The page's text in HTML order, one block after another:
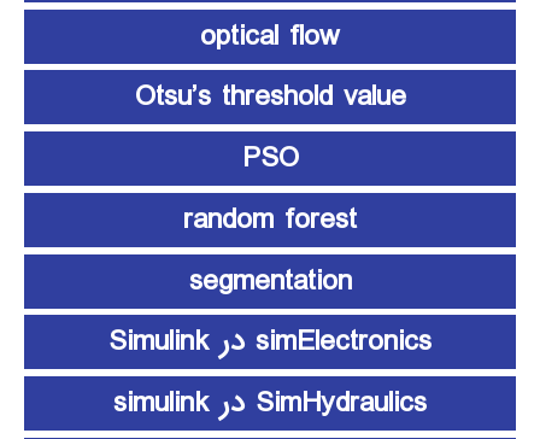
optical flow
Otsu’s threshold value
PSO
random forest
segmentation
simElectronics در Simulink
SimHydraulics در simulink